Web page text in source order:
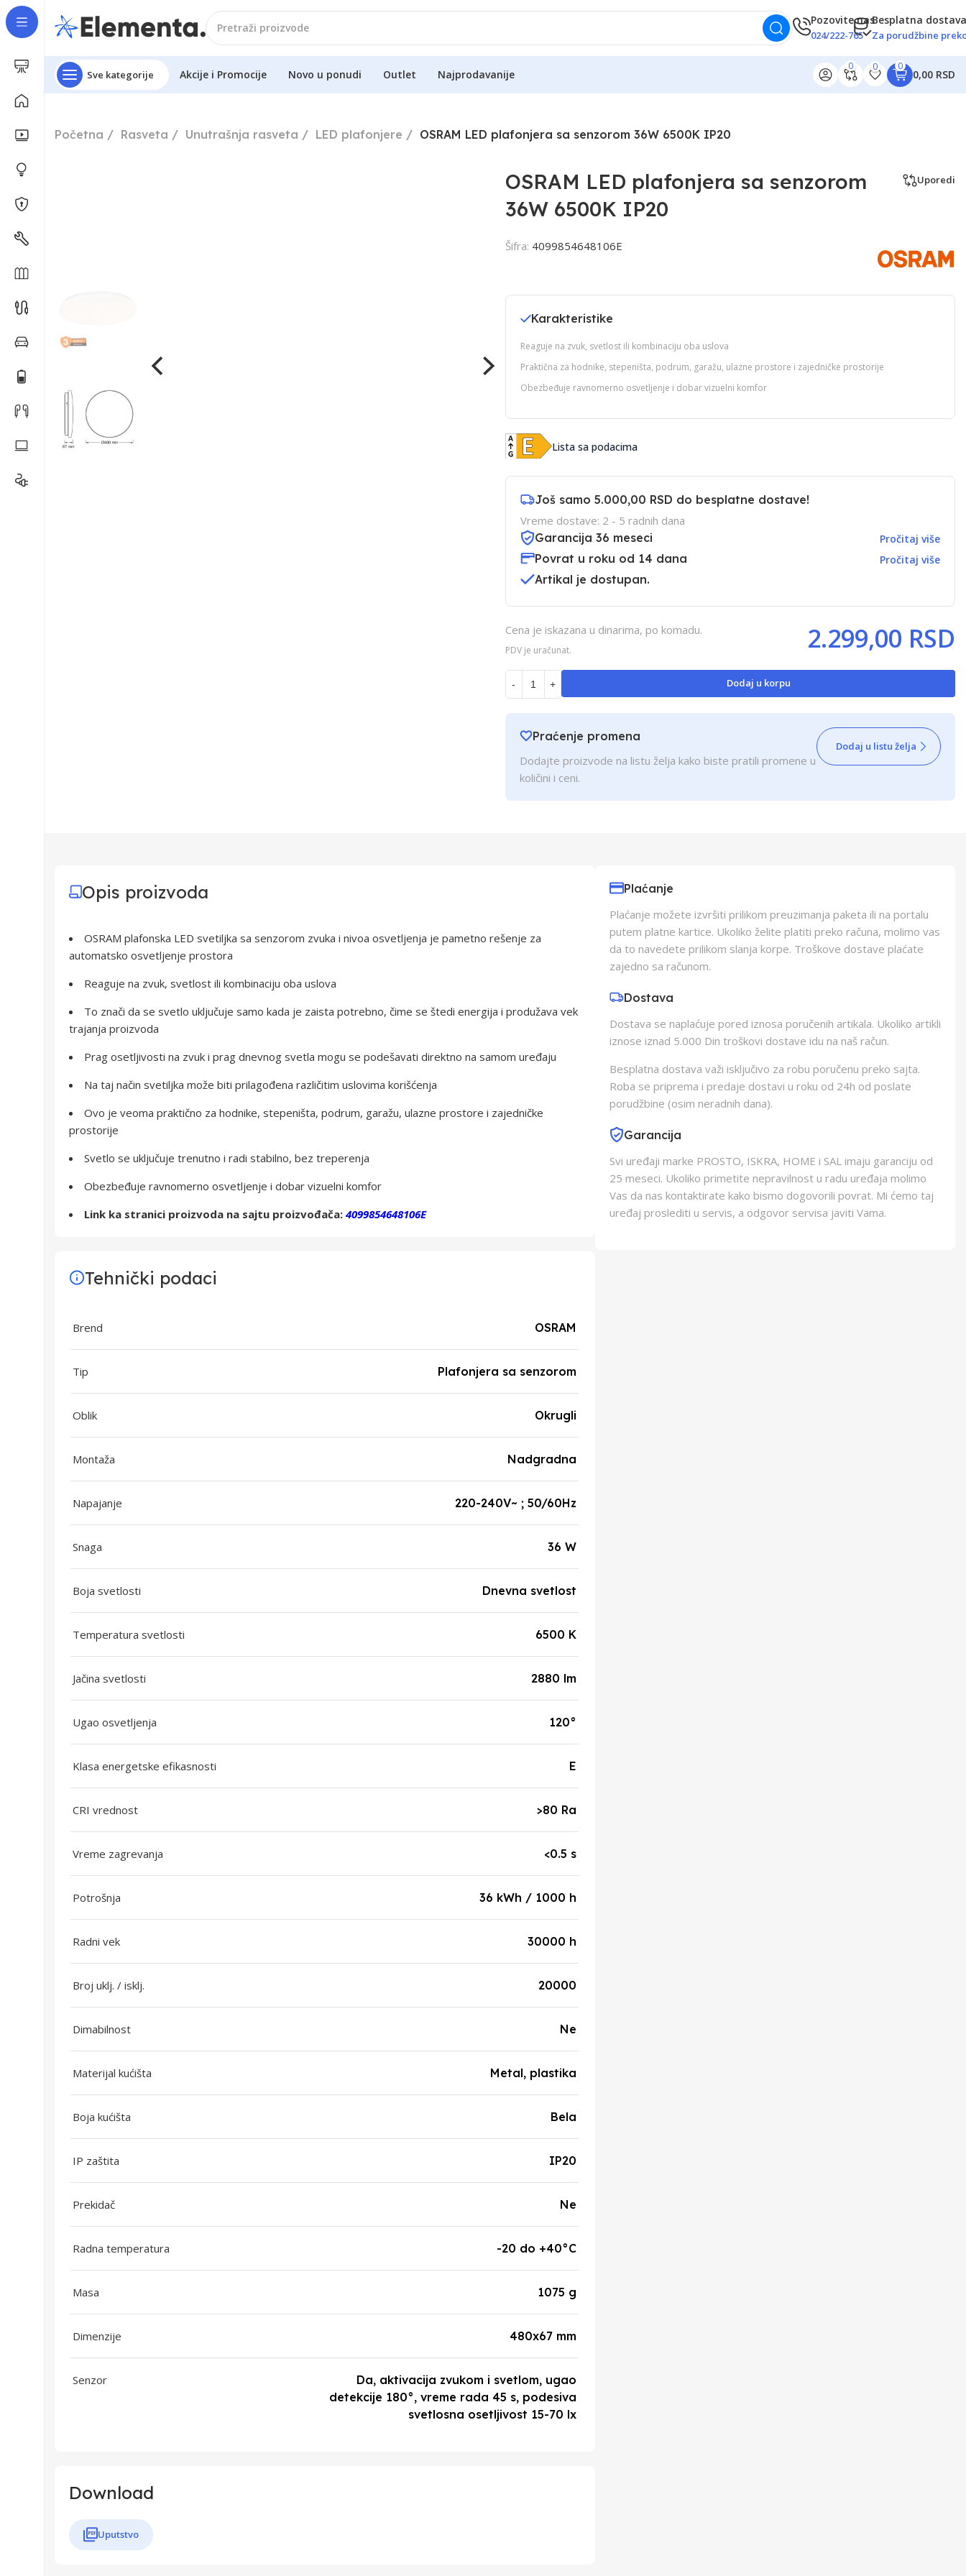
Pozovite nas
024/222-765
Besplatna
Za porudžbine
Sve kategorije Akcije i Promocije Novo u ponudi Outlet Najprodavanije
0 0 0
0,00 RSD
Početna Rasveta Unutrašnja rasveta LED plafonjere OSRAM LED plafonjera sa senzorom 36W 6500K IP20
OSRAM LED plafonjera sa senzorom
36W 6500K IP20
Uporedi
Šifra: 4099854648106E
Karakteristike
Reaguje na zvuk, svetlost ili kombinaciju oba uslova
Praktična za hodnike, stepeništa, podrum, garažu, ulazne prostore i zajedničke prostorije
Obezbeđuje ravnomerno osvetljenje i dobar vizuelni komfor
Lista sa podacima
Još samo 5.000,00 RSD do besplatne dostave!
Vreme dostave: 2 - 5 radnih dana
Garancija 36 meseci
Pročitaj više
Povrat u roku od 14 dana Pročitaj više
Artikal je dostupan.
Cena je iskazana u dinarima, po komadu.
PDV je uračunat. 2.299,00 RSD
- + Dodaj u korpu
Praćenje promena
Dodajte proizvode na listu želja kako biste pratili promene u
količini i ceni.
Dodaj u listu želja
Opis proizvoda
OSRAM plafonska LED svetiljka sa senzorom zvuka i nivoa osvetljenja je pametno rešenje za
automatsko osvetljenje prostora
Reaguje na zvuk, svetlost ili kombinaciju oba uslova
To znači da se svetlo uključuje samo kada je zaista potrebno, čime se štedi energija i produžava vek
trajanja proizvoda
Prag osetljivosti na zvuk i prag dnevnog svetla mogu se podešavati direktno na samom uređaju
Na taj način svetiljka može biti prilagođena različitim uslovima korišćenja
Ovo je veoma praktično za hodnike, stepeništa, podrum, garažu, ulazne prostore i zajedničke
prostorije
Svetlo se uključuje trenutno i radi stabilno, bez treperenja
Obezbeđuje ravnomerno osvetljenje i dobar vizuelni komfor
Link ka stranici proizvoda na sajtu proizvođača: 4099854648106E
Tehnički podaci
Brend OSRAM
Tip Plafonjera sa senzorom
Oblik Okrugli
Montaža Nadgradna
Napajanje 220-240V~ ; 50/60Hz
Snaga 36 W
Boja svetlosti Dnevna svetlost
Temperatura svetlosti 6500 K
Jačina svetlosti 2880 lm
Ugao osvetljenja 120°
Klasa energetske efikasnosti E
CRI vrednost >80 Ra
Vreme zagrevanja <0.5 s
Potrošnja 36 kWh / 1000 h
Radni vek 30000 h
Broj uklj. / isklj. 20000
Dimabilnost Ne
Materijal kućišta Metal, plastika
Boja kućišta Bela
IP zaštita IP20
Prekidač Ne
Radna temperatura -20 do +40°C
Masa 1075 g
Dimenzije 480x67 mm
Senzor
Da, aktivacija zvukom i svetlom, ugao
detekcije 180°, vreme rada 45 s, podesiva
svetlosna osetljivost 15-70 lx
Download
Uputstvo
Plaćanje
Plaćanje možete izvršiti prilikom preuzimanja paketa ili na portalu
putem platne kartice. Ukoliko želite platiti preko računa, molimo vas
da to navedete prilikom slanja korpe. Troškove dostave plaćate
zajedno sa računom.
Dostava
Dostava se naplaćuje pored iznosa poručenih artikala. Ukoliko artikli
iznose iznad 5.000 Din troškovi dostave idu na naš račun.
Besplatna dostava važi isključivo za robu poručenu preko sajta.
Roba se priprema i predaje dostavi u roku od 24h od poslate
porudžbine (osim neradnih dana).
Garancija
Svi uređaji marke PROSTO, ISKRA, HOME i SAL imaju garanciju od
25 meseci. Ukoliko primetite nepravilnost u radu uređaja molimo
Vas da nas kontaktirate kako bismo dogovorili povrat. Mi ćemo taj
uređaj proslediti u servis, a odgovor servisa javiti Vama.